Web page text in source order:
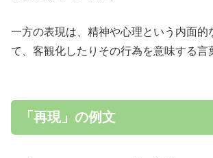
一方の表現は、精神や心理という内面的
て、客観化したりその行為を意味する言
「再現」の例文